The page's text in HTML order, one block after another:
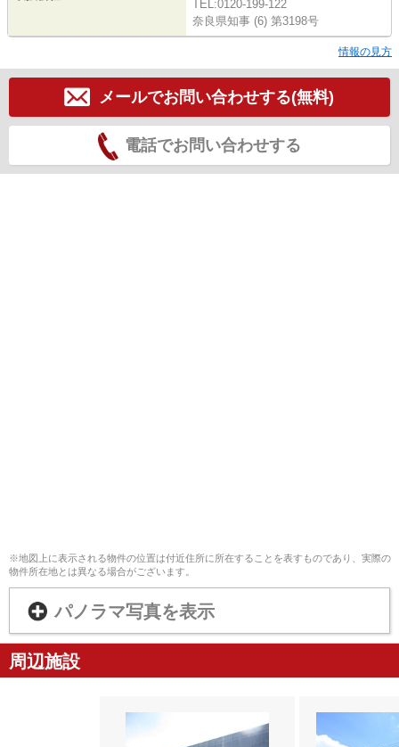
TEL:0120-199-122
奈良県知事 (6) 第3198号
情報の見方
メールでお問い合わせする(無料)
電話でお問い合わせする
※地図上に表示される物件の位置は付近住所に所在することを表すものであり、実際の
物件所在地とは異なる場合がございます。
パノラマ写真を表示
周辺施設